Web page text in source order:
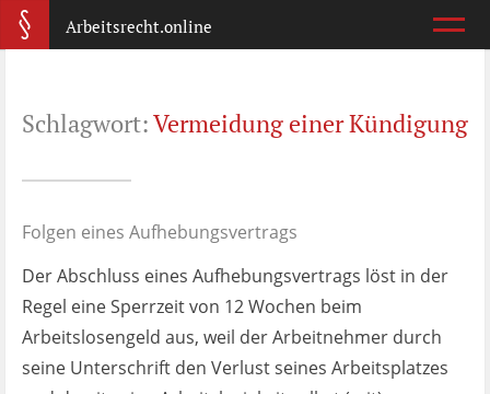
Arbeitsrecht.online
Was ist wichtig?
Wie reagiere ich?
Kündigung
Was jetzt?
Aufhebungsvertrag
Schlagwort:Vermeidung einer Kündigung
Folgen eines Aufhebungsvertrags
Der Abschluss eines Aufhebungsvertrags löst in der
Regel eine Sperrzeit von 12 Wochen beim
Arbeitslosengeld aus, weil der Arbeitnehmer durch
seine Unterschrift den Verlust seines Arbeitsplatzes